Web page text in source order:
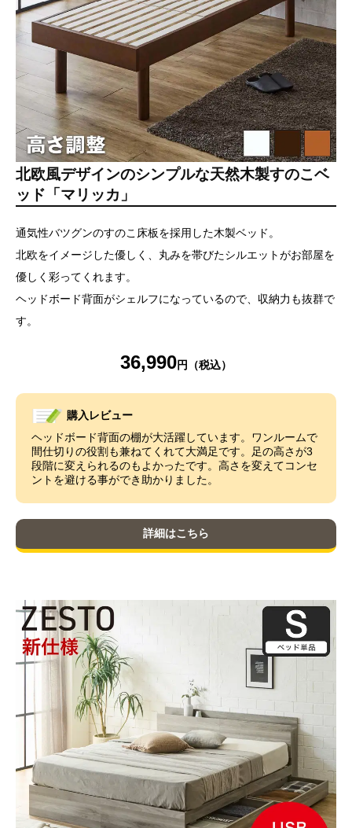
北欧風デザインのシンプルな天然木製すのこベ
ッド「マリッカ」
通気性バツグンのすのこ床板を採用した木製ベッド。
北欧をイメージした優しく、丸みを帯びたシルエットがお部屋を
優しく彩ってくれます。
ヘッドボード背面がシェルフになっているので、収納力も抜群で
す。
36,990
購入レビュー
ヘッドボード背面の棚が大活躍しています。ワンルームで
間仕切りの役割も兼ねてくれて大満足です。足の高さが3
段階に変えられるのもよかったです。高さを変えてコンセ
ントを避ける事ができ助かりました。
詳細はこちら